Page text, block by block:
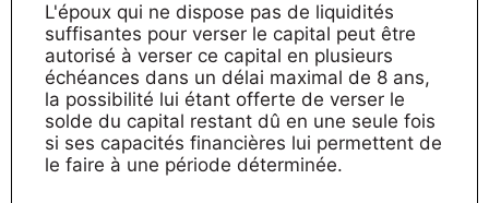
L'époux qui ne dispose pas de liquidités
suffisantes pour verser le capital peut être
autorisé à verser ce capital en plusieurs
échéances dans un délai maximal de 8 ans,
la possibilité lui étant offerte de verser le
solde du capital restant dû en une seule fois
si ses capacités financières lui permettent de
le faire à une période déterminée.